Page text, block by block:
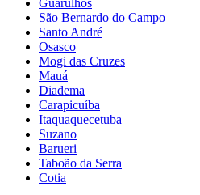
São Bernardo do Campo
Santo André
Osasco
Mogi das Cruzes
Mauá
Diadema
Carapicuíba
Itaquaquecetuba
Suzano
Barueri
Taboão da Serra
Cotia